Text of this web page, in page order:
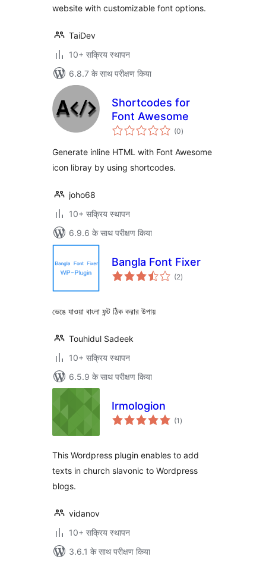
website with customizable font options.
TaiDev
10+ सक्रिय स्थापन
6.8.7 के साथ परीक्षण किया
Shortcodes for
Font Awesome
(0कुल
दर)
Generate inline HTML with Font Awesome
icon libray by using shortcodes.
joho68
10+ सक्रिय स्थापन
6.9.6 के साथ परीक्षण किया
Bangla Font Fixer
(2कुल
दर)
ভেঙে যাওয়া বাংলা ফন্ট ঠিক করার উপায়
Touhidul Sadeek
10+ सक्रिय स्थापन
6.5.9 के साथ परीक्षण किया
Irmologion
(1 कुल
दर)
This Wordpress plugin enables to add
texts in church slavonic to Wordpress
blogs.
vidanov
10+ सक्रिय स्थापन
3.6.1 के साथ परीक्षण किया